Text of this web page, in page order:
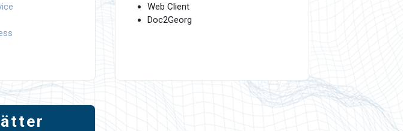
Web Client
Doc2Georg